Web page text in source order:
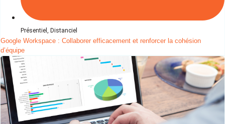
Présentiel, Distanciel
Google Workspace : Collaborer efficacement et renforcer la cohésion
d’équipe